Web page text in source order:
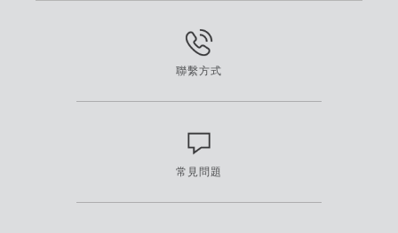
聯繫方式
常見問題